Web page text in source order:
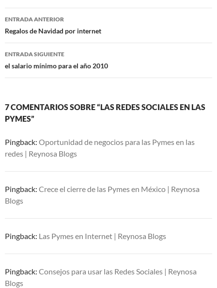
Navegación
de
entradas
ENTRADA ANTERIOR
Regalos de Navidad por internet
ENTRADA SIGUIENTE
el salario mínimo para el año 2010
7 COMENTARIOS SOBRE “LAS REDES SOCIALES EN LAS
PYMES”
Pingback: Oportunidad de negocios para las Pymes en las
redes | Reynosa Blogs
Pingback: Crece el cierre de las Pymes en México | Reynosa
Blogs
Pingback: Las Pymes en Internet | Reynosa Blogs
Pingback: Consejos para usar las Redes Sociales | Reynosa
Blogs